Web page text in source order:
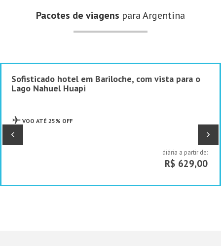
Pacotes de viagens para Argentina
Sofisticado hotel em Bariloche, com vista para o
Lago Nahuel Huapi
VOO ATÉ 25% OFF
diária a partir de:
R$ 629,00
‹ ›